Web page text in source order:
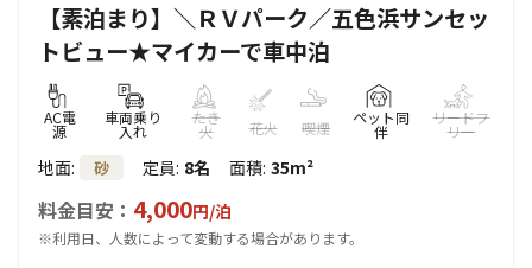
【素泊まり】＼ＲＶパーク／五色浜サンセッ
トビュー★マイカーで車中泊
AC電
源
車両乗り
入れ
たき
火 花火 喫煙
ペット同
伴
リードフ
リー
地面: 砂 定員: 8名 面積: 35m²
料金目安： 4,000円/泊
※利用日、人数によって変動する場合があります。